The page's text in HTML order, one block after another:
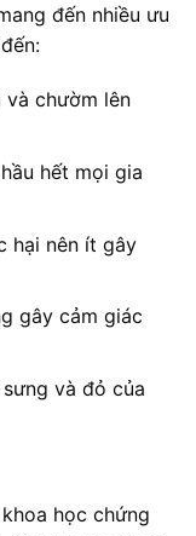
đến nhiều ưu
và chườm lên
hết mọi gia
hại nên ít gây
gây cảm giác
và đỏ của
học chứng